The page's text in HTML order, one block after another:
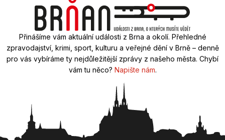
Přinášíme vám aktuální události z Brna a okolí. Přehledné
zpravodajství, krimi, sport, kulturu a veřejné dění v Brně – denně
pro vás vybíráme ty nejdůležitější zprávy z našeho města. Chybí
vám tu něco? Napište nám.